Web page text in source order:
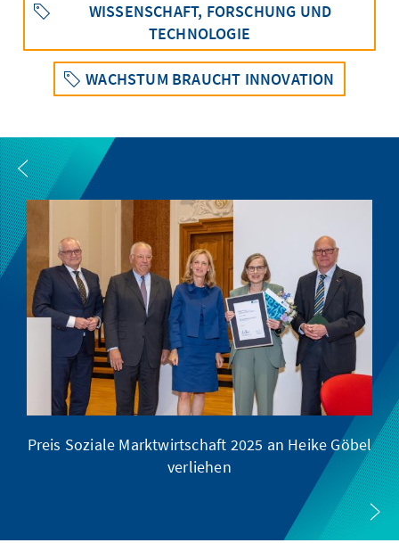
WISSENSCHAFT, FORSCHUNG UND
TECHNOLOGIE
WACHSTUM BRAUCHT INNOVATION
Preis Soziale Marktwirtschaft 2025 an Heike Göbel
verliehen